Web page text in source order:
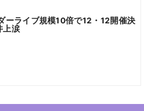
ーライブ規模10倍で12・12開催決
上涙